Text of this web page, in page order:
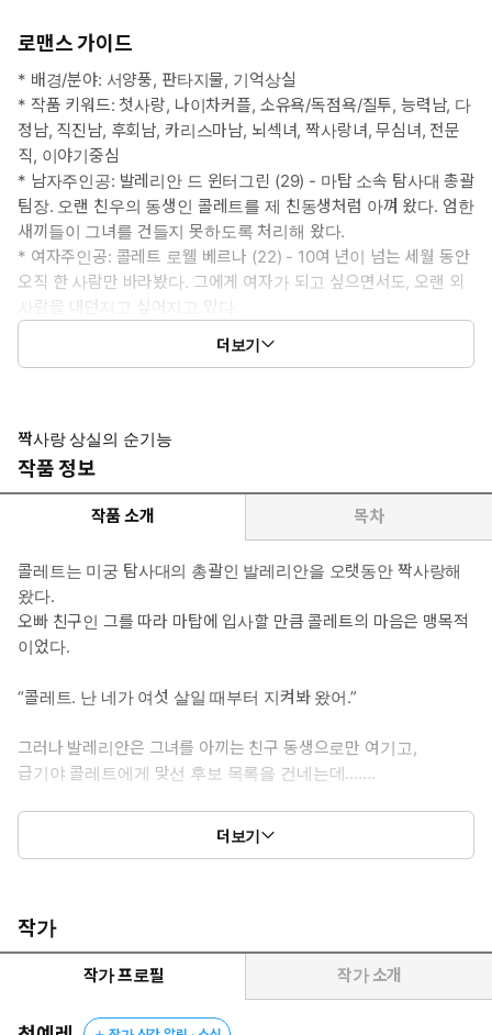
로맨스 가이드
* 배경/분야: 서양풍, 판타지물, 기억상실
* 작품 키워드: 첫사랑, 나이차커플, 소유욕/독점욕/질투, 능력남, 다
정남, 직진남, 후회남, 카리스마남, 뇌섹녀, 짝사랑녀, 무심녀, 전문
직, 이야기중심
* 남자주인공: 발레리안 드 윈터그린 (29) - 마탑 소속 탐사대 총괄
팀장. 오랜 친우의 동생인 콜레트를 제 친동생처럼 아껴 왔다. 엄한
새끼들이 그녀를 건들지 못하도록 처리해 왔다.
* 여자주인공: 콜레트 로웰 베르나 (22) - 10여 년이 넘는 세월 동안
오직 한 사람만 바라봤다. 그에게 여자가 되고 싶으면서도, 오랜 외
사랑을 내던지고 싶어지고 있다.
* 이럴 때 보세요: 다정한 유죄 연상남이 뒤늦게 후회하며 여주를 유
“그야…….”
“그러니까 나한테만 해. 오직, 나한테만.”
더보기
짝사랑 상실의 순기능
작품 정보
작품 소개 목차
콜레트는 미궁 탐사대의 총괄인 발레리안을 오랫동안 짝사랑해
왔다.
오빠 친구인 그를 따라 마탑에 입사할 만큼 콜레트의 마음은 맹목적
이었다.
“콜레트. 난 네가 여섯 살일 때부터 지켜봐 왔어.”
그러나 발레리안은 그녀를 아끼는 친구 동생으로만 여기고,
급기야 콜레트에게 맞선 후보 목록을 건네는데…….
“한 번만 더, 나한테 다른 남자를 만나라고 하면, 다시는 안 볼 거야.”
그러던 어느 날, 미궁에서 사고를 당한 콜레트는 발레리안과 관련된
모든 기억을 잃게 된다.
“저기… 그쪽이 절 미궁에서 구해 주셨다고 들었어요. 감사합니
다. 그럼 전 이만 가 볼게요.”
더보기
작가
작가 프로필 작가 소개